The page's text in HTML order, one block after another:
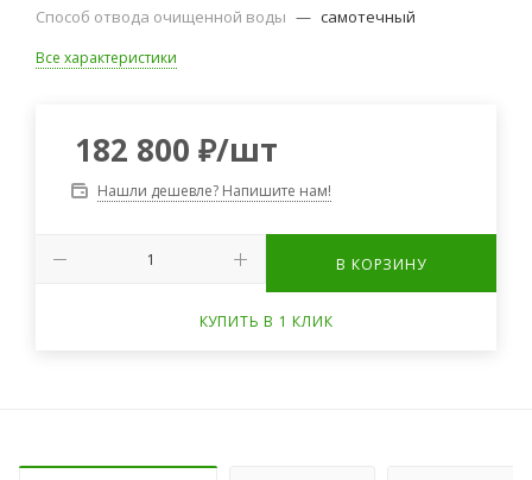
Способ отвода очищенной воды — самотечный
Все характеристики
182 800 ₽/шт
Нашли дешевле? Напишите нам!
В КОРЗИНУ
КУПИТЬ В 1 КЛИК